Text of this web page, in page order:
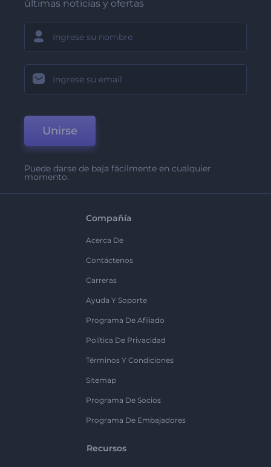
últimas noticias y ofertas
Unirse
Puede darse de baja fácilmente en cualquier
momento.
Compañía
Acerca De
Contáctenos
Carreras
Ayuda Y Soporte
Programa De Afiliado
Política De Privacidad
Términos Y Condiciones
Sitemap
Programa De Socios
Programa De Embajadores
Recursos